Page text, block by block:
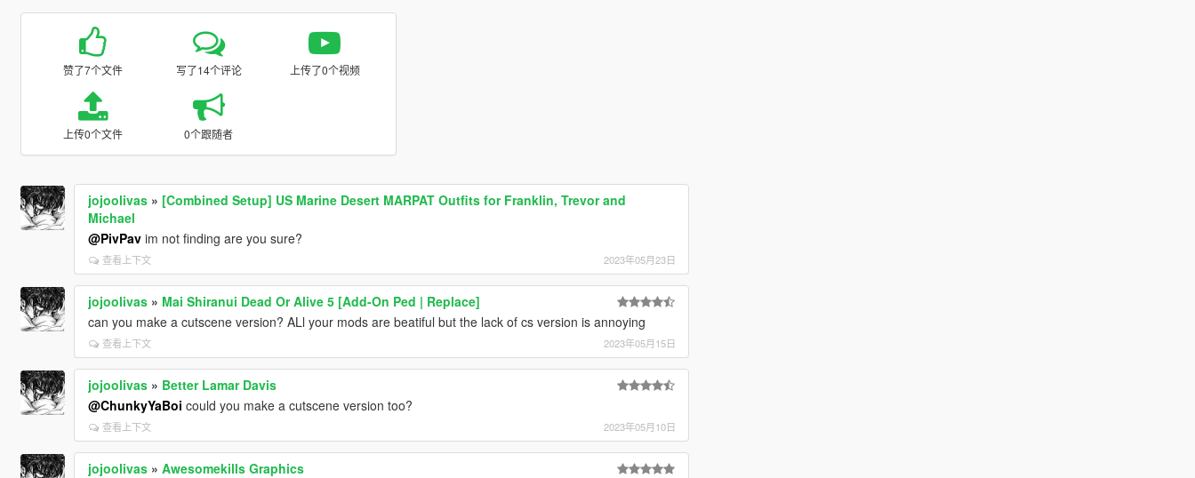
赞了7个文件 写了14个评论 上传了0个视频
上传0个文件 0个跟随者
jojoolivas» [Combined Setup] US Marine Desert MARPAT Outfits for Franklin, Trevor and
Michael
@PivPavim not finding are you sure?
查看上下文 2023年05月23日
jojoolivas» Mai Shiranui Dead Or Alive 5 [Add-On Ped | Replace]
can you make a cutscene version? ALl your mods are beatiful but the lack of cs version is annoying
查看上下文 2023年05月15日
jojoolivas» Better Lamar Davis
@ChunkyYaBoi could you make a cutscene version too?
查看上下文 2023年05月10日
jojoolivas» Awesomekills Graphics